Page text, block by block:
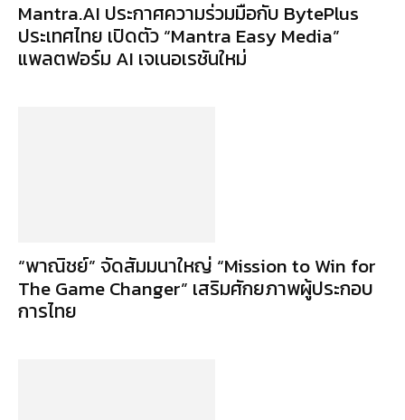
Mantra.AI ประกาศความร่วมมือกับ BytePlus
ประเทศไทย เปิดตัว “Mantra Easy Media”
แพลตฟอร์ม AI เจเนอเรชันใหม่
“พาณิชย์” จัดสัมมนาใหญ่ “Mission to Win for
The Game Changer” เสริมศักยภาพผู้ประกอบ
การไทย